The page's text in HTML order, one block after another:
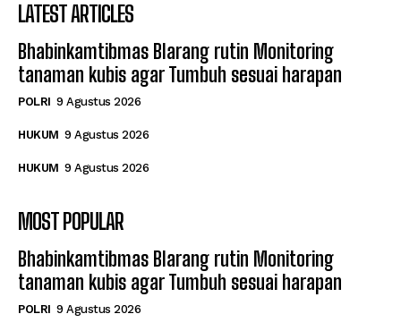
LATEST ARTICLES
Bhabinkamtibmas Blarang rutin Monitoring
tanaman kubis agar Tumbuh sesuai harapan
POLRI 9 Agustus 2026
HUKUM 9 Agustus 2026
HUKUM 9 Agustus 2026
MOST POPULAR
Bhabinkamtibmas Blarang rutin Monitoring
tanaman kubis agar Tumbuh sesuai harapan
POLRI 9 Agustus 2026